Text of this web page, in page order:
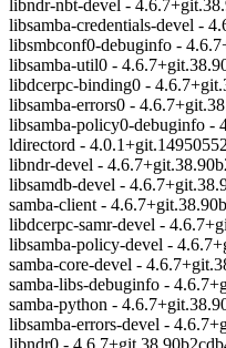
libndr-nbt-devel -
libsamba-credentials-devel -
libsmbconf0-debuginfo -
libsamba-util0 -
libdcerpc-binding0 -
libsamba-errors0 -
libsamba-policy0-debuginfo -
ldirectord -
libndr-devel -
libsamdb-devel -
samba-client -
libdcerpc-samr-devel -
libsamba-policy-devel -
samba-core-devel -
samba-libs-debuginfo -
samba-python -
libsamba-errors-devel -
libndr0 -